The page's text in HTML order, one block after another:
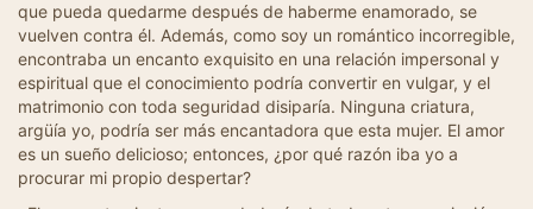
que pueda quedarme después de haberme enamorado, se
vuelven contra él. Además, como soy un romántico incorregible,
encontraba un encanto exquisito en una relación impersonal y
espiritual que el conocimiento podría convertir en vulgar, y el
matrimonio con toda seguridad disiparía. Ninguna criatura,
argüía yo, podría ser más encantadora que esta mujer. El amor
es un sueño delicioso; entonces, ¿por qué razón iba yo a
procurar mi propio despertar?